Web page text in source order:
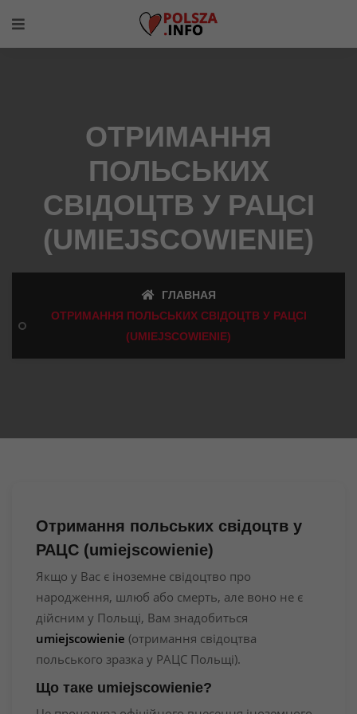
ОТРИМАННЯ
ПОЛЬСЬКИХ
СВІДОЦТВ У РАЦСІ
(UMIEJSCOWIENIE)
ГЛАВНАЯ
ОТРИМАННЯ ПОЛЬСЬКИХ СВІДОЦТВ У РАЦСІ
(UMIEJSCOWIENIE)
Отримання польських свідоцтв у
РАЦС (umiejscowienie)
Якщо у Вас є іноземне свідоцтво про
народження, шлюб або смерть, але воно не є
дійсним у Польщі, Вам знадобиться
umiejscowienie (отримання свідоцтва
польського зразка у РАЦС Польщі).
Що таке umiejscowienie?